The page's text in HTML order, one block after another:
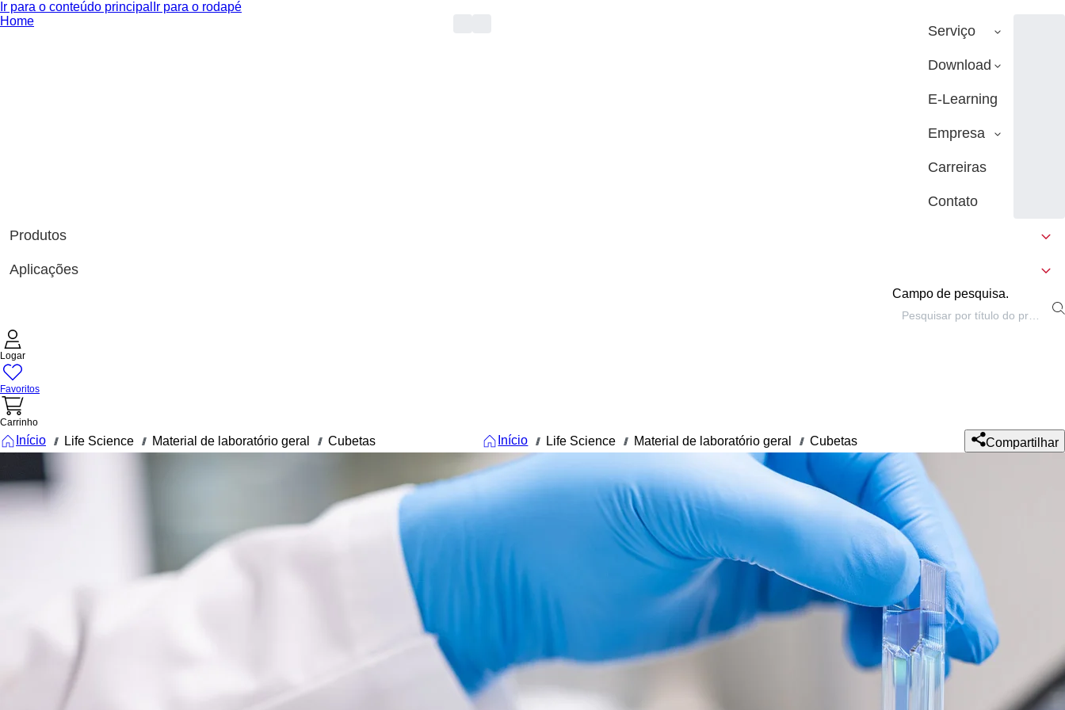
Ir para o conteúdo principal Ir para o rodapé
Home
Serviço
Download
E-Learning
Empresa
Carreiras
Contato
Produtos
Aplicações
Campo de pesquisa.
Logar
Favoritos
Carrinho
Início /// Life Science /// Material de laboratório geral /// Cubetas Início /// Life Science /// Material de laboratório geral /// Cubetas Compartilhar